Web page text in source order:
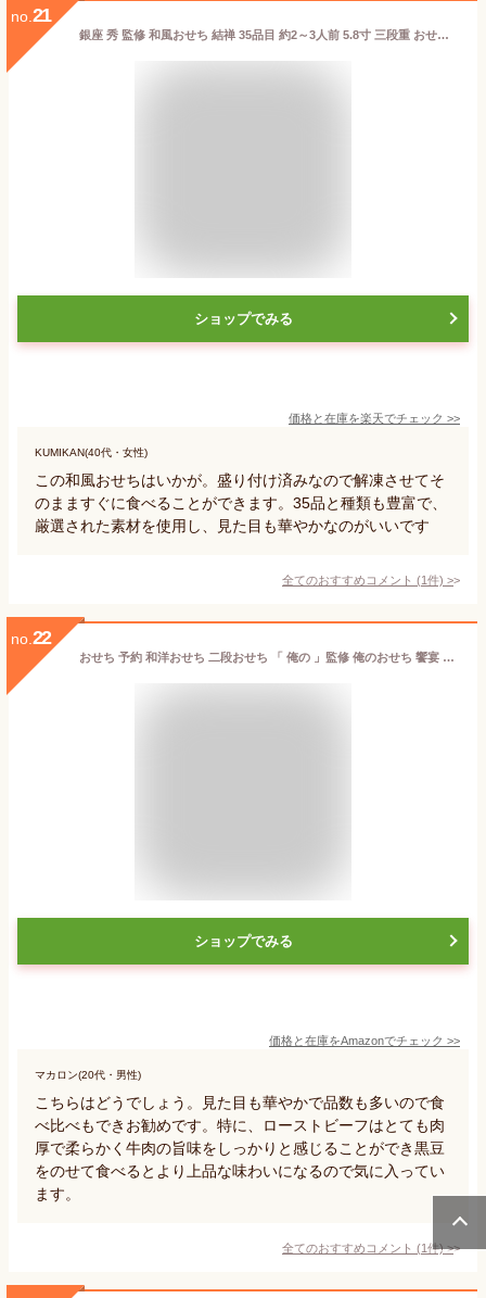
no. 21
銀座 秀 監修 和風おせち 結禅 35品目 約2～3人前 5.8寸 三段重 おせち お節料理 oseti 冷凍盛り付け済み 満足良品館おせち 全国送料無料
ショップでみる
価格と在庫を楽天でチェック >>
KUMIKAN(40代・女性)
この和風おせちはいかが。盛り付け済みなので解凍させてそ
のまますぐに食べることができます。35品と種類も豊富で、
厳選された素材を使用し、見た目も華やかなのがいいです
全てのおすすめコメント (1件) >
no. 22
おせち 予約 和洋おせち 二段おせち 「 俺の 」監修 俺のおせち 饗宴 二段重 42品目 約2～3人前 冷凍 【12/29～30日お届け】
ショップでみる
価格と在庫をAmazonでチェック >>
マカロン(20代・男性)
こちらはどうでしょう。見た目も華やかで品数も多いので食
べ比べもできお勧めです。特に、ローストビーフはとても肉
厚で柔らかく牛肉の旨味をしっかりと感じることができ黒豆
をのせて食べるとより上品な味わいになるので気に入ってい
ます。
全てのおすすめコメント (1件)>